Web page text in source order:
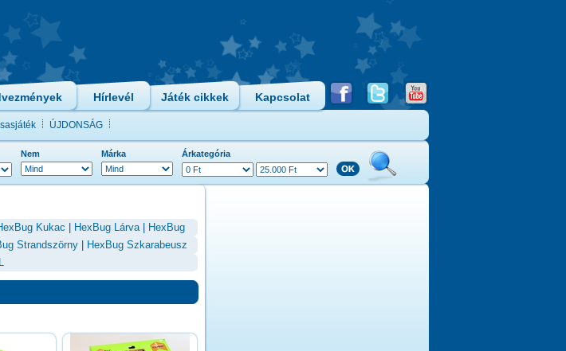
Hírlevél Játék cikkek Kapcsolat
ÚJDONSÁG
Nem Márka Árkategória
Kukac HexBug Lárva|
HexBug
Strandszörny
HexBug Szkarabeusz